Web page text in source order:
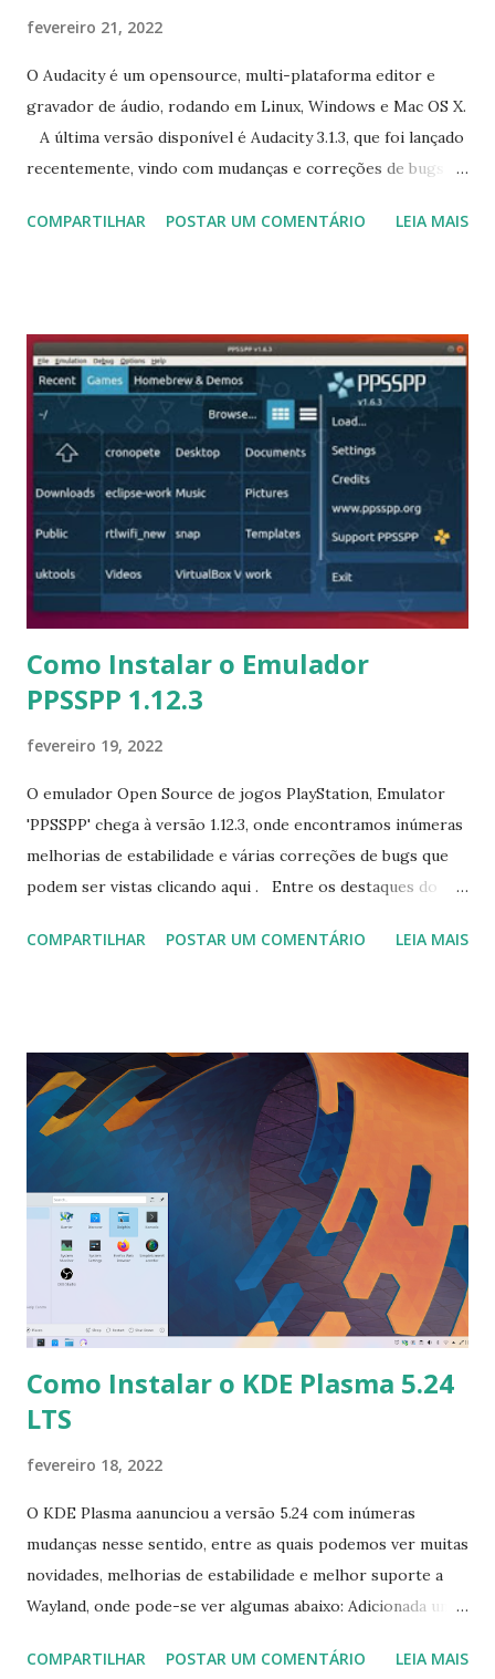
fevereiro 21, 2022
O Audacity é um opensource, multi-plataforma editor e
gravador de áudio, rodando em Linux, Windows e Mac OS X.
A última versão disponível é Audacity 3.1.3, que foi lançado
recentemente, vindo com mudanças e correções de bugs
Ubuntu, Linux Mint, Elementary OS e derivados, execute:
COMPARTILHAR POSTAR UM COMENTÁRIO LEIA MAIS
Como Instalar o Emulador
PPSSPP 1.12.3
fevereiro 19, 2022
O emulador Open Source de jogos PlayStation, Emulator
'PPSSPP' chega à versão 1.12.3, onde encontramos inúmeras
melhorias de estabilidade e várias correções de bugs que
podem ser vistas clicando aqui . Entre os destaques do
computador com resolução Full HD, é até mesmo possível
execute: $ sudo add-apt-repository ppa:ppsspp/stable $
sudo apt-get update $ sudo apt-get install ppsspp
COMPARTILHAR POSTAR UM COMENTÁRIO LEIA MAIS
Como Instalar o KDE Plasma 5.24
LTS
fevereiro 18, 2022
O KDE Plasma aanunciou a versão 5.24 com inúmeras
mudanças nesse sentido, entre as quais podemos ver muitas
novidades, melhorias de estabilidade e melhor suporte a
Wayland, onde pode-se ver algumas abaixo: Adicionada uma
autenticação de impressão digital agora pode ser usada
COMPARTILHAR POSTAR UM COMENTÁRIO LEIA MAIS